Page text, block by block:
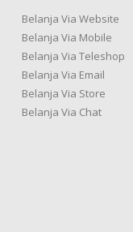
Belanja Via Website
Belanja Via Mobile
Belanja Via Teleshop
Belanja Via Email
Belanja Via Store
Belanja Via Chat